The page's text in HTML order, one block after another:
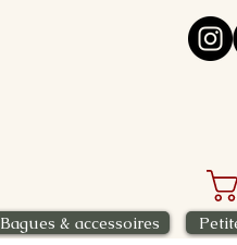
Bagues & accessoires